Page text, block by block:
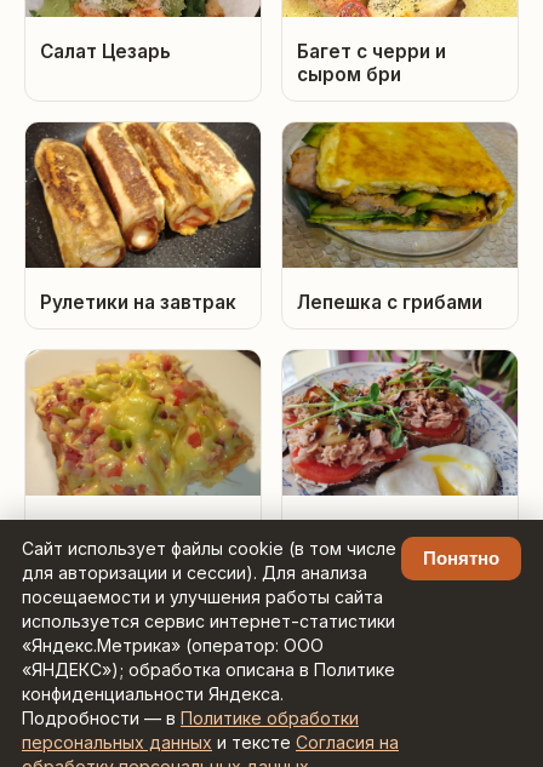
Сайт использует файлы cookie (в том числе
для авторизации и сессии). Для анализа
посещаемости и улучшения работы сайта
используется сервис интернет-статистики
«Яндекс.Метрика» (оператор: ООО
«ЯНДЕКС»); обработка описана в Политике
конфиденциальности Яндекса.
Подробности — в Политике обработки
персональных данных и тексте Согласия на
Понятно
Салат Цезарь
Багет с черри и
сыром бри
Рулетики на завтрак Лепешка с грибами
сыром
тунцом и яйцом
Пашот
Рецепты с умным поиском ·
admin@zaretseptom.ru